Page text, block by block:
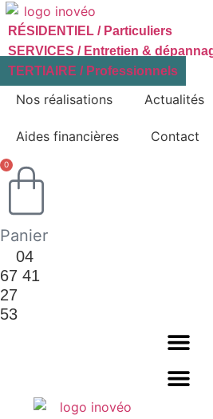
RÉSIDENTIEL / Particuliers
SERVICES / Entretien &
TERTIAIRE / Professionnels
Nos réalisations Actualités
Aides financières Contact
0
Panier
04
67 41
27
53